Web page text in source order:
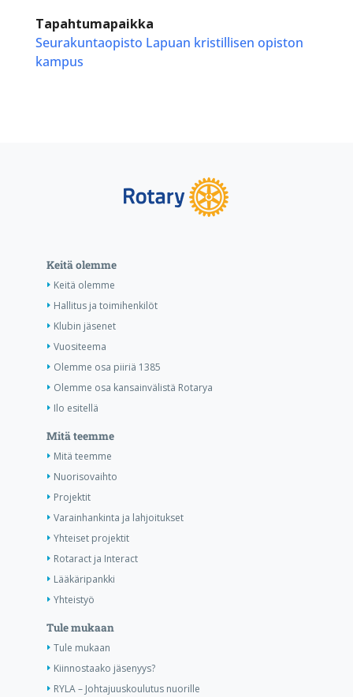
Tapahtumapaikka
Seurakuntaopisto Lapuan kristillisen opiston
kampus
Keitä olemme
Keitä olemme
Hallitus ja toimihenkilöt
Klubin jäsenet
Vuositeema
Olemme osa piiriä 1385
Olemme osa kansainvälistä Rotarya
Ilo esitellä
Mitä teemme
Mitä teemme
Nuorisovaihto
Projektit
Varainhankinta ja lahjoitukset
Yhteiset projektit
Rotaract ja Interact
Lääkäripankki
Yhteistyö
Tule mukaan
Tule mukaan
Kiinnostaako jäsenyys?
RYLA – Johtajuuskoulutus nuorille